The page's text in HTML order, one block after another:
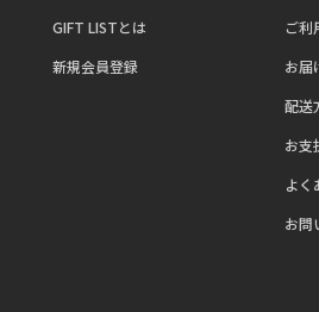
GIFT LISTとは
新規会員登録
ご利
お届
配送
お支
よく
お問